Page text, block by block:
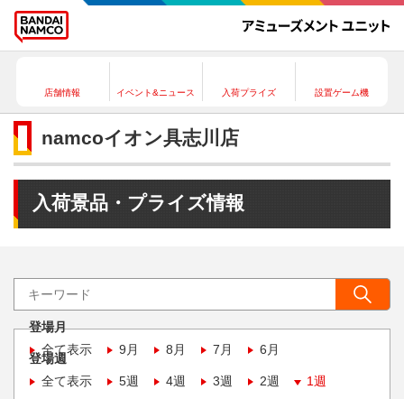
店舗情報 イベント&ニュース 入荷プライズ 設置ゲーム機
namcoイオン具志川店
入荷景品・プライズ情報
登場月
全て表示
9月 8月 7月 6月
登場週
全て表示
5週 4週 3週 2週 1週